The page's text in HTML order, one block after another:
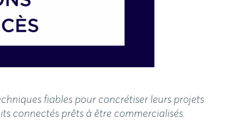
fiables pour concrétiser leurs projets
connectés prêts à être commercialisés.